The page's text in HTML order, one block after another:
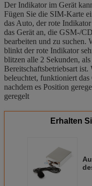
Der Indikator im Gerät
Fügen Sie die SIM-Karte
das Auto, der rote
das Gerät an, die GSM-/
bearbeiten und zu suchen.
blinkt der rote Indikator
blitzen alle 2 Sekunden,
Bereitschaftsbetriebsart
beleuchtet, funktioniert
nachdem es Position
geregelt
Erhalten